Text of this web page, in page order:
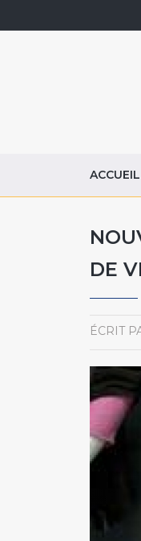
ACCUEIL
DE
ÉCRIT